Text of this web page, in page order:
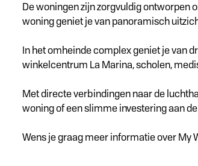
De woningen zijn zorgvuldig ontworpen
woning geniet je van panoramisch
In het omheinde complex geniet je van
winkelcentrum La Marina, scholen,
Met directe verbindingen naar de
woning of een slimme investering aan
Wens je graag meer informatie over My